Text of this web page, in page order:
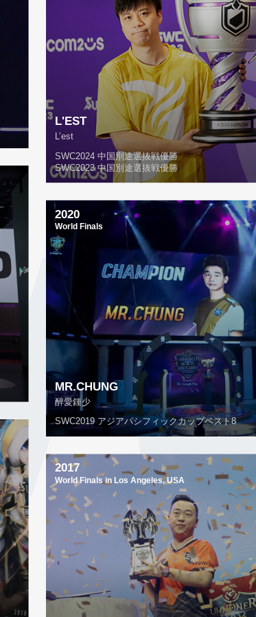
L'EST
L’est
SWC2024 中国別途選抜戦優勝
SWC2023 中国別途選抜戦優勝
2020
World Finals
MR.CHUNG
醉愛鍾少
SWC2019 アジアパシフィックカップベスト8
2017
World Finals in Los Angeles, USA